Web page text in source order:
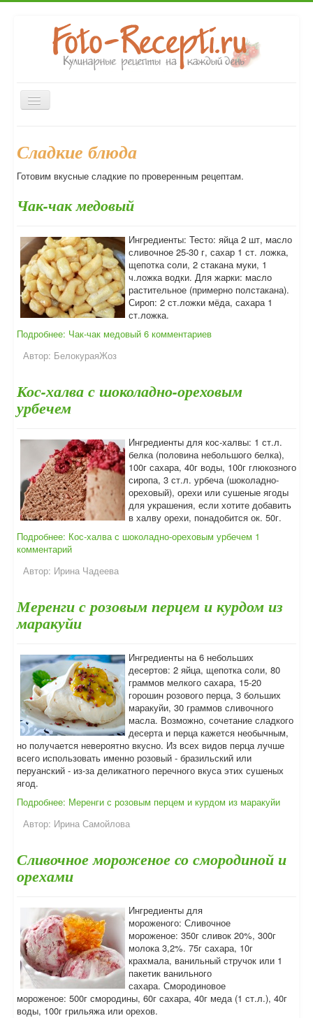
Включить/
выключить
Десерты Выпечка
Форум
Сладкие блюда
Готовим вкусные сладкие по проверенным рецептам.
Чак-чак медовый
Ингредиенты: Тесто: яйца 2 шт, масло
сливочное 25-30 г, сахар 1 ст. ложка,
щепотка соли, 2 стакана муки, 1
ч.ложка водки. Для жарки: масло
растительное (примерно полстакана).
Сироп: 2 ст.ложки мёда, сахара 1
ст.ложка.
Подробнее: Чак-чак медовый 6 комментариев
Автор: БелокураяЖоз
Кос-халва с шоколадно-ореховым
урбечем
Ингредиенты для кос-халвы: 1 ст.л.
белка (половина небольшого белка),
100г сахара, 40г воды, 100г глюкозного
сиропа, 3 ст.л. урбеча (шоколадно-
ореховый), орехи или сушеные ягоды
для украшения, если хотите добавить
в халву орехи, понадобится ок. 50г.
Подробнее: Кос-халва с шоколадно-ореховым урбечем 1
комментарий
Автор: Ирина Чадеева
Меренги с розовым перцем и курдом из
маракуйи
Ингредиенты на 6 небольших
десертов: 2 яйца, щепотка соли, 80
граммов мелкого сахара, 15-20
горошин розового перца, 3 больших
маракуйи, 30 граммов сливочного
масла. Возможно, сочетание сладкого
десерта и перца кажется необычным,
но получается невероятно вкусно. Из всех видов перца лучше
всего использовать именно розовый - бразильский или
перуанский - из-за деликатного перечного вкуса этих сушеных
ягод.
Подробнее: Меренги с розовым перцем и курдом из маракуйи
Автор: Ирина Самойлова
Сливочное мороженое со смородиной и
орехами
Ингредиенты для
мороженого: Сливочное
мороженое: 350г сливок 20%, 300г
молока 3,2%. 75г сахара, 10г
крахмала, ванильный стручок или 1
пакетик ванильного
сахара. Смородиновое
мороженое: 500г смородины, 60г сахара, 40г меда (1 ст.л.), 40г
воды, 100г грильяжа или орехов.